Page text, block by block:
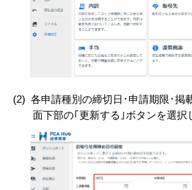
(2)各申請種別の締切日･申請期限･掲
面下部の｢更新する｣ボタンを選択